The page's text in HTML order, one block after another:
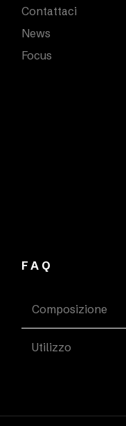
Contattaci
News
Focus
FAQ
Composizione
Utilizzo